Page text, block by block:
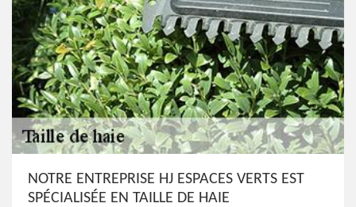
NOTRE ENTREPRISE HJ ESPACES VERTS EST
SPÉCIALISÉE EN TAILLE DE HAIE